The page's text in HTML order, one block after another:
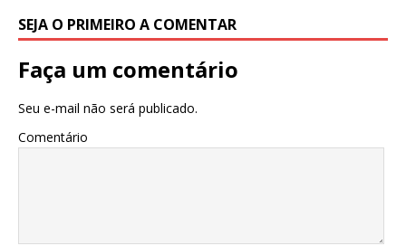
SEJA O PRIMEIRO A COMENTAR
Faça um comentário
Seu e-mail não será publicado.
Comentário